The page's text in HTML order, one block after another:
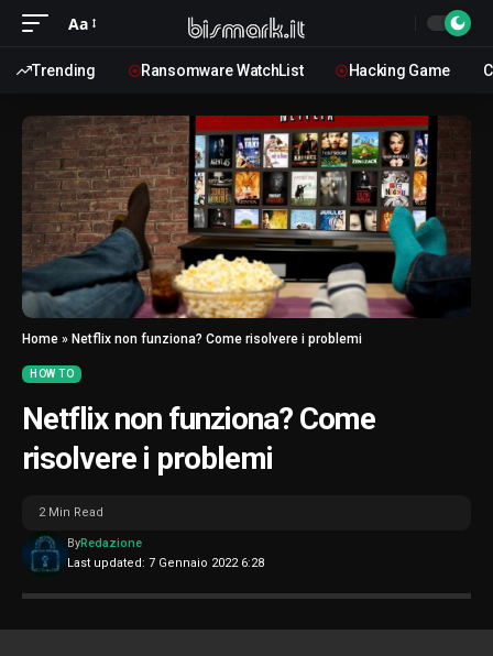
Aa
Trending Ransomware WatchList Hacking Game
Home » Netflix non funziona? Come risolvere i problemi
HOW TO
Netflix non funziona? Come
risolvere i problemi
Last updated: 7 Gennaio 2022 6:28
ByRedazione
2 Min Read